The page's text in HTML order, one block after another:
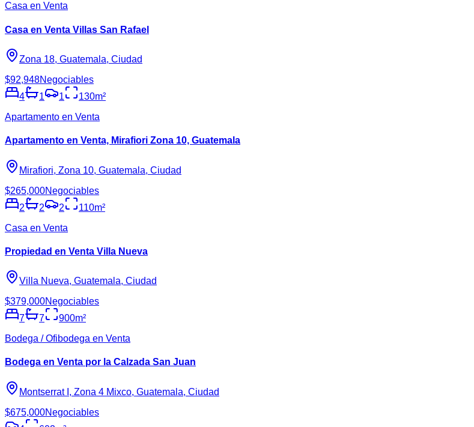
Casa en Venta
Casa en Venta Villas San Rafael
Zona 18, Guatemala, Ciudad
$92,948Negociables
4
1 1 130m²
Apartamento en Venta
Apartamento en Venta, Mirafiori Zona 10, Guatemala
Mirafiori, Zona 10, Guatemala, Ciudad
$265,000Negociables
2
2 2 110m²
Casa en Venta
Propiedad en Venta Villa Nueva
Villa Nueva, Guatemala, Ciudad
$379,000Negociables
7
7 900m²
Bodega / Ofibodega en Venta
Bodega en Venta por la Calzada San Juan
Montserrat I, Zona 4 Mixco, Guatemala, Ciudad
$675,000Negociables